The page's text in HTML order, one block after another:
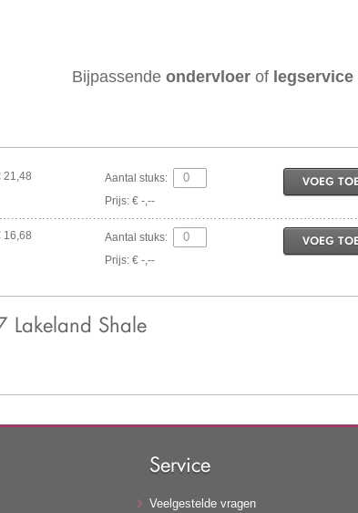
Bijpassendeondervloer of legservice
21,48
Aantal stuks:
Prijs: € -,--
VOEG TOE
16,68
Aantal stuks:
Prijs: € -,--
VOEG TOE
Shale
Service
Veelgestelde vragen